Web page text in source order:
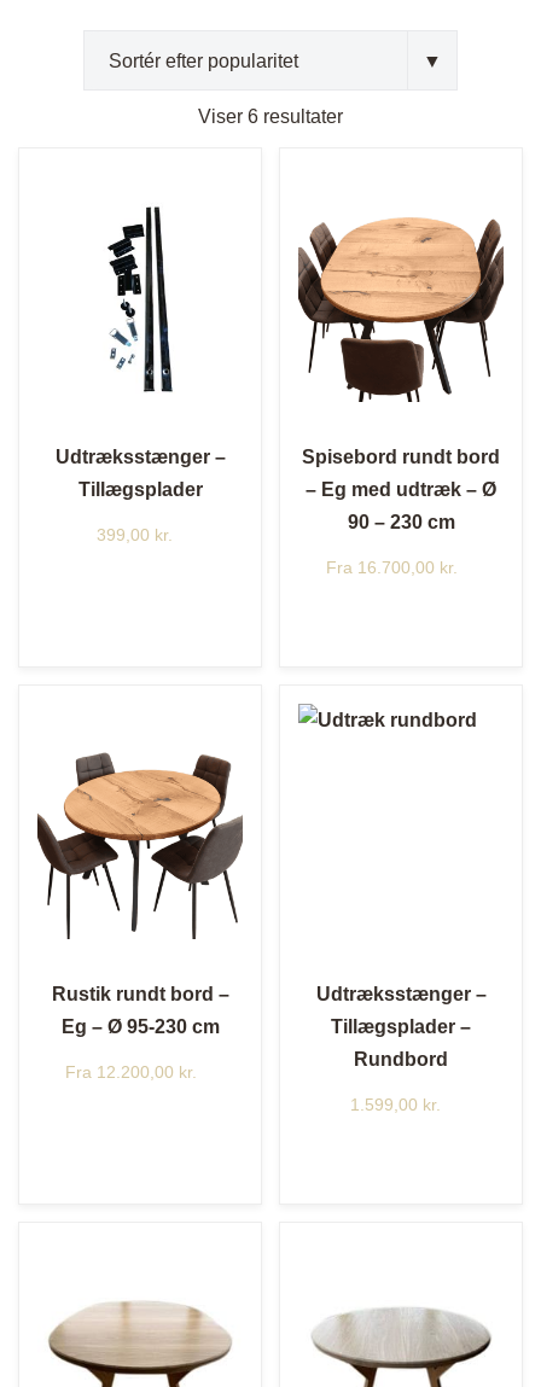
Viser 6 resultaterSorteret
Udtræksstænger –
Tillægsplader
399,00 kr.
Spisebord rundt bord
– Eg med udtræk – Ø
90 – 230 cm
Fra 16.700,00 kr.
Rustik rundt bord –
Eg – Ø 95-230 cm
Fra 12.200,00 kr.
Udtræksstænger –
Tillægsplader –
Rundbord
1.599,00 kr.